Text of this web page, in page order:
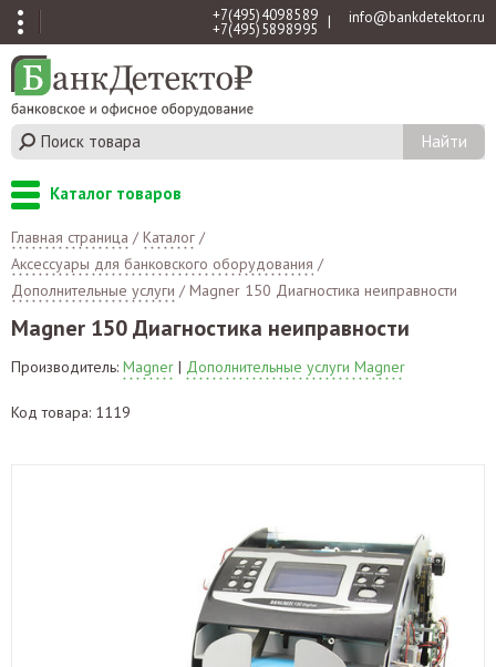
+7 (495) 409 85 89
+7 (495) 589 89 95 | info@bankdetektor.ru
Каталог товаров
Главная страница /Каталог /
Аксессуары для банковского оборудования /
Дополнительные услуги /Magner 150 Диагностика неиправности
Magner 150 Диагностика неиправности
Производитель: Magner | Дополнительные услуги Magner
Код товара: 1119